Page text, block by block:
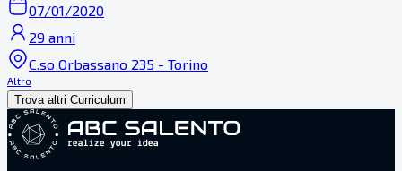
07/01/2020
29 anni
C.so Orbassano 235 - Torino
Altro
Trova altri Curriculum